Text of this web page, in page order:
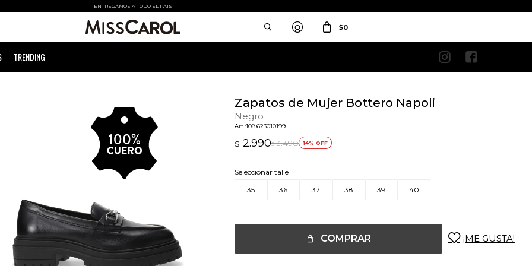
ENTREGAMOS A TODO EL PAIS
TRENDING
$0
 
Zapatos de Mujer Bottero Napoli
Negro
108.623010199
$ 2.990$ 3.490 14
Seleccionar talle
35
36 37 38 39 40
COMPRAR